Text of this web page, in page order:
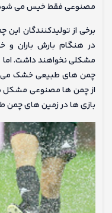
مصنوعی فقط خیس می
برخی از تولیدکنندگان
در هنگام بارش باران
مشکلی نخواهند داشت. اما
چمن های طبیعی خشک می
از چمن ها مصنوعی مشکل
بازی ها در زمین های چمن